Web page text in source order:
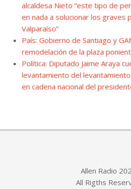
alcaldesa Nieto “este tipo de
en nada a solucionar los graves
Valparaíso”
País: Gobierno de Santiago y
remodelación de la plaza
Política: Diputado Jaime Araya
levantamiento del
en cadena nacional del
Allen Radio
All Rigths